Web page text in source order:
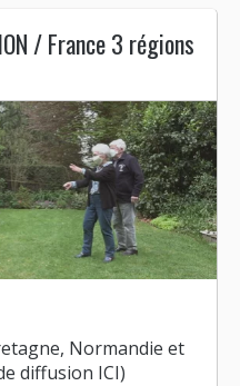
/ France 3 régions
Normandie et
diffusion ICI)